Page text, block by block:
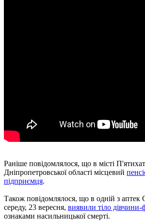
Раніше повідомлялося, що в місті
Дніпропетровської області місцевий
підприємця.
Також повідомлялося, що в одній з аптек
середу, 23 вересня, виявили тіло дівчини-
ознаками насильницької смерті.